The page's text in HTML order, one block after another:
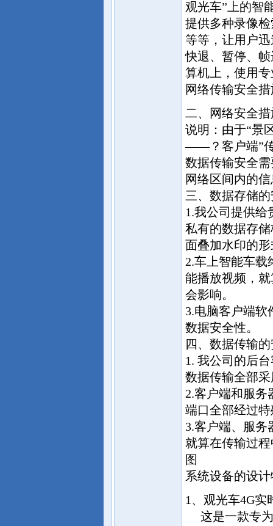
观光车”上的智
提供多种录像
等等，让用户
快退、暂停、
算机上，使用
网络传输安全
二、网络安全措
说明：由于“景
——？客户端”传
数据传输安全
网络区间内的
三、数据存储
1.我公司提供给
私有的数据存
面叠加水印的
2.车上智能车载
能播放视频，
会影响。
3.电脑客户端软
数据安全性。
四、数据传输
1. 我公司的后
数据传输全部
2.客户端和服务
端口全部经过
3.客户端、服务
就算在传输过
图
系统设备的设
1、观光车4G实
这是一款专为